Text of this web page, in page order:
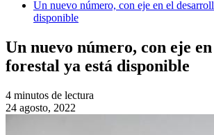
Un nuevo número, con eje en el
disponible
Un nuevo número, con eje
forestal ya está disponible
4 minutos de lectura
24 agosto, 2022